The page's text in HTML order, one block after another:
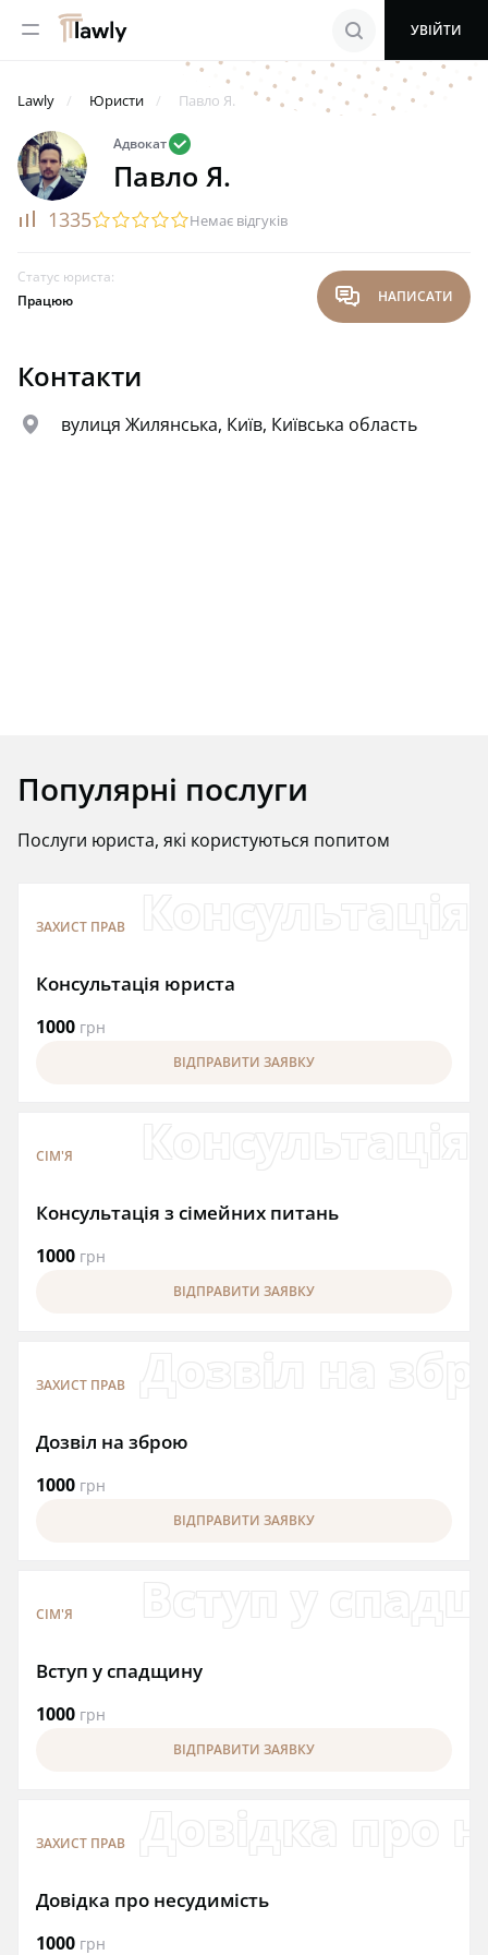
menu search УВІЙТИ
Lawly Юристи Павло Я.
Адвокатvalid
Павло Я.
rating 1335startransparentstartransparentstartransparentstartransparentstartransparentНемає відгуків
Статус юриста:
Працюю
chat НАПИСАТИ
Контакти
map вулиця Жилянська, Київ, Київська область
Популярні послуги
Послуги юриста, які користуються попитом
ЗАХИСТ ПРАВ
Консультація юриста
1000 грн
ВІДПРАВИТИ ЗАЯВКУ
СІМ'Я
Консультація з сімейних питань
1000 грн
ВІДПРАВИТИ ЗАЯВКУ
ЗАХИСТ ПРАВ
Дозвіл на зброю
1000 грн
ВІДПРАВИТИ ЗАЯВКУ
СІМ'Я
Вступ у спадщину
1000 грн
ВІДПРАВИТИ ЗАЯВКУ
ЗАХИСТ ПРАВ
Довідка про несудимість
1000 грн